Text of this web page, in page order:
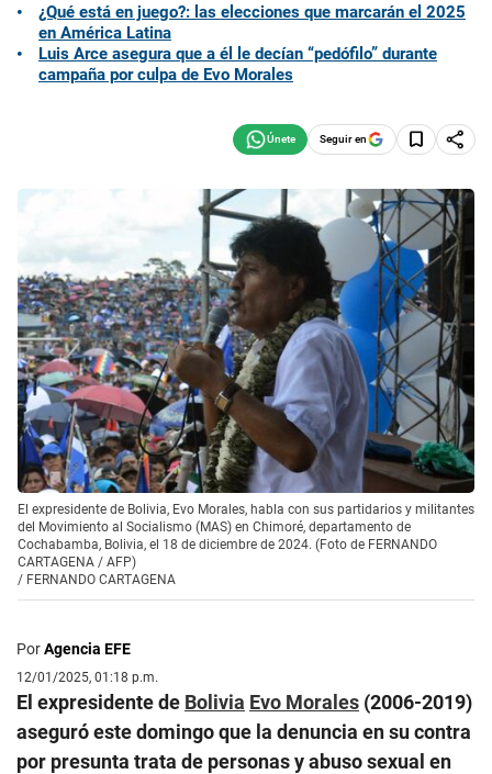
¿Qué está en juego?: las elecciones que marcarán el 2025
en América Latina
Luis Arce asegura que a él le decían “pedófilo” durante
campaña por culpa de Evo Morales
Seguir en
El expresidente de Bolivia, Evo Morales, habla con sus partidarios y militantes
del Movimiento al Socialismo (MAS) en Chimoré, departamento de
Cochabamba, Bolivia, el 18 de diciembre de 2024. (Foto de FERNANDO
CARTAGENA / AFP)
/ FERNANDO CARTAGENA
PorAgencia EFE
12/01/2025, 01:18 p.m.
El expresidente de Bolivia Evo Morales (2006-2019)
aseguró este domingo que la denuncia en su contra
por presunta trata de personas y abuso sexual en